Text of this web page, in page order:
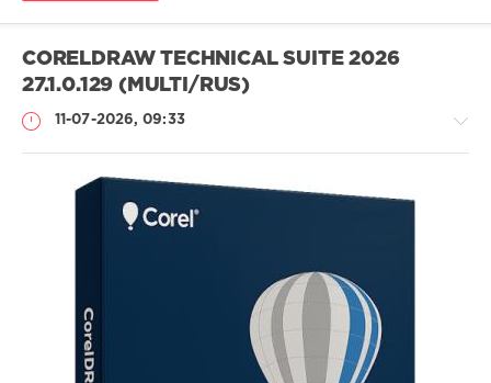
CORELDRAW TECHNICAL SUITE 2026
27.1.0.129 (MULTI/RUS)
11-07-2026, 09:33
редактор